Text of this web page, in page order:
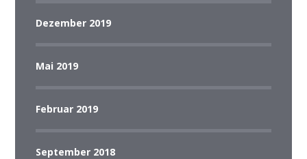
Dezember 2019
Mai 2019
Februar 2019
September 2018